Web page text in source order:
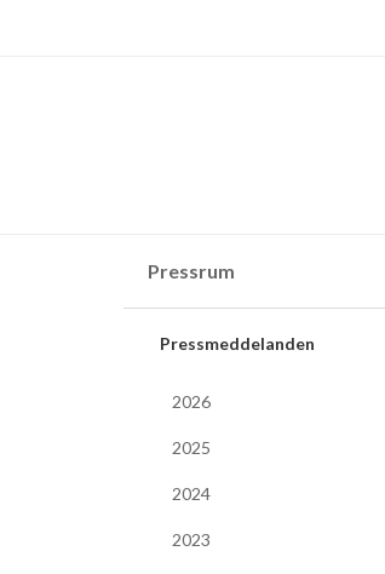
Pressrum
Pressmeddelanden
2026
2025
2024
2023